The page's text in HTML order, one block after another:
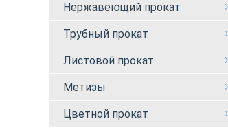
Нержавеющий прокат
Трубный прокат
Листовой прокат
Метизы
Цветной прокат